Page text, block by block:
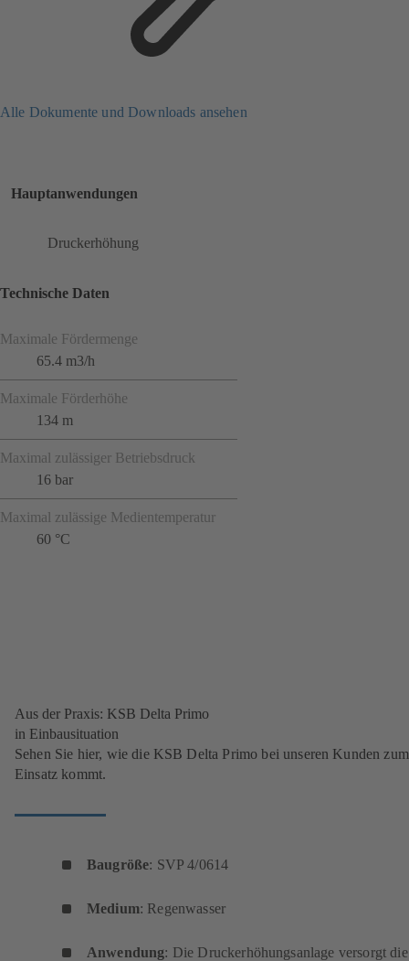
Alle Dokumente und Downloads ansehen
Hauptanwendungen
Druckerhöhung
Technische Daten
Maximale Fördermenge
65.4 m3/h
Maximale Förderhöhe
134 m
Maximal zulässiger Betriebsdruck
16 bar
Maximal zulässige Medientemperatur
60 °C
Aus der Praxis: KSB Delta Primo
in Einbausituation
Sehen Sie hier, wie die KSB Delta Primo bei unseren Kunden zum
Einsatz kommt.
Baugröße: SVP 4/0614
Medium: Regenwasser
Anwendung: Die Druckerhöhungsanlage versorgt die